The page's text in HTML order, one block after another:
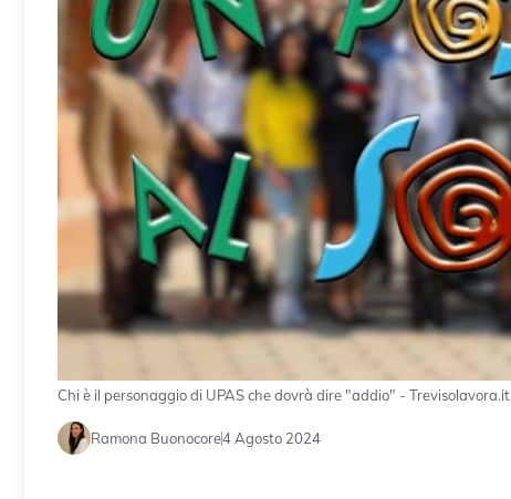
Chi è il personaggio di UPAS che dovrà dire "addio" - Trevisolavora.it
Ramona Buonocore4 Agosto 2024